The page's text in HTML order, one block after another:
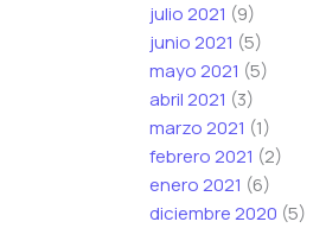
julio 2021 (9)
junio 2021 (5)
mayo 2021 (5)
abril 2021 (3)
marzo 2021 (1)
febrero 2021 (2)
enero 2021 (6)
diciembre 2020 (5)